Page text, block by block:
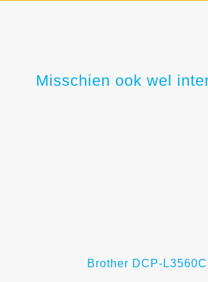
Misschien ook wel
Brother DCP-